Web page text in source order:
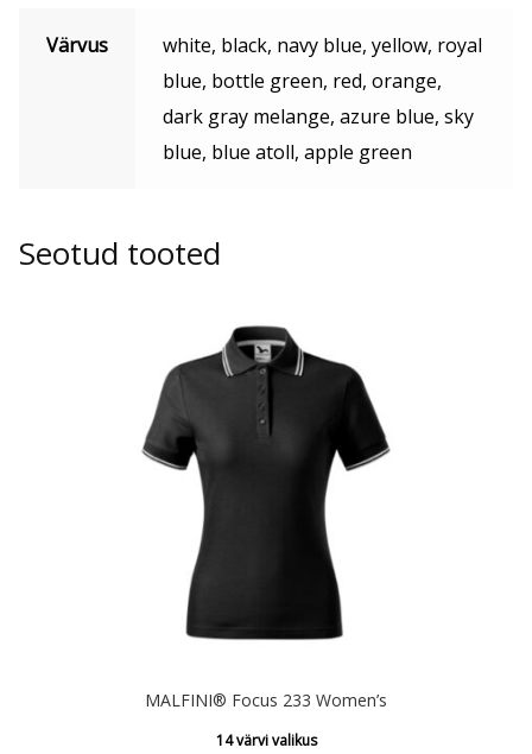
Värvus
white, black, navy blue, yellow, royal
blue, bottle green, red, orange,
dark gray melange, azure blue, sky
blue, blue atoll, apple green
Seotud tooted
MALFINI® Focus 233 Women’s
14 värvi valikus